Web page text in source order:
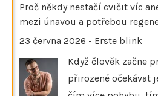
Proč někdy nestačí cvičit víc
mezi únavou a potřebou
23 června 2026 - Erste blink
Když člověk začne
přirozené očekávat